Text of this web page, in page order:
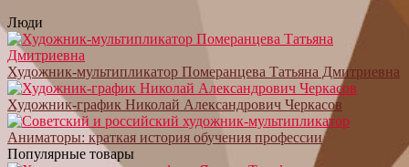
Люди
Художник-мультипликатор Померанцева Татьяна Дмитриевна
Художник-график Николай Александрович Черкасов
Аниматоры: краткая история обучения профессии
Популярные товары